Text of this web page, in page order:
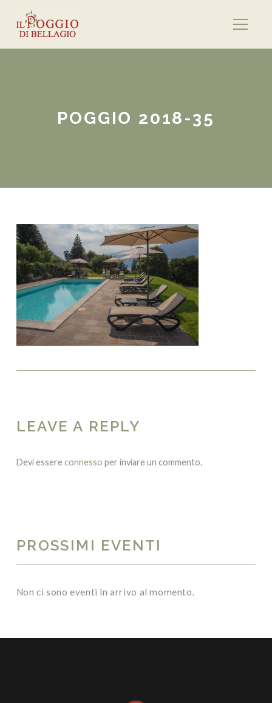
POGGIO 2018-35
LEAVE A REPLY
Devi essereconnesso per inviare un commento.
PROSSIMI EVENTI
Non ci sono eventi in arrivo al momento.